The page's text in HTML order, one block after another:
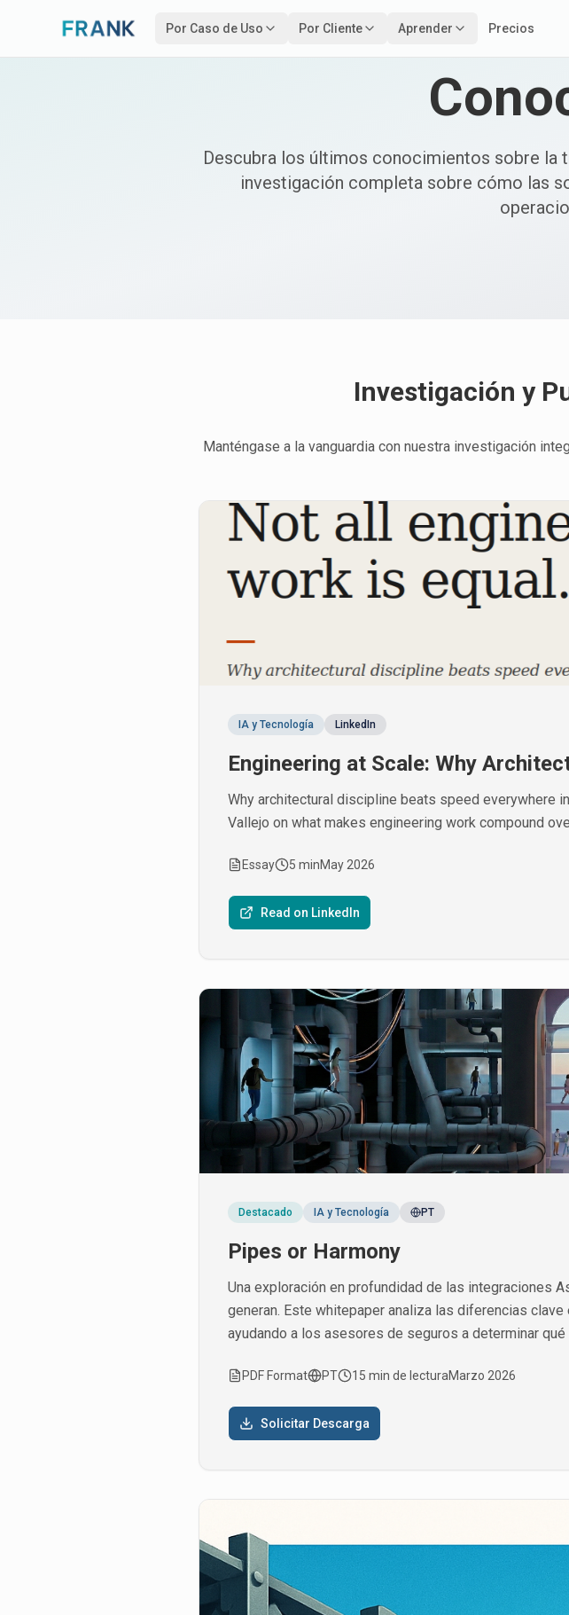
Por Caso de Uso Por Cliente Aprender Precios
Descubra los últimos conocimientos sobre la
investigación completa sobre cómo las
Investigación y
Manténgase a la vanguardia con nuestra investigación
IA y Tecnología LinkedIn
Engineering at Scale: Why
Why architectural discipline beats speed everywhere
Vallejo on what makes engineering work compound
Essay 5 minMay 2026
Read on LinkedIn
Destacado IA y Tecnología PT
Pipes or Harmony
Una exploración en profundidad de las integraciones
generan. Este whitepaper analiza las diferencias
ayudando a los asesores de seguros a determinar
PDF Format PT 15 min de lecturaMarzo 2026
Solicitar Descarga